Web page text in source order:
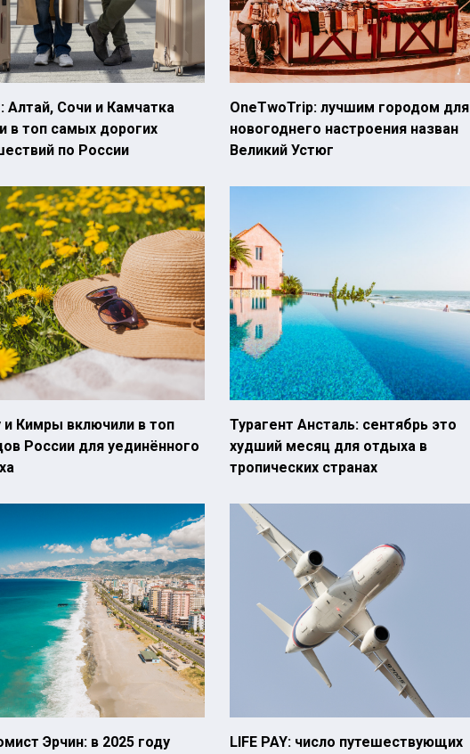
Алтай, Сочи и Камчатка
в топ самых дорогих
по России
OneTwoTrip: лучшим городом для
новогоднего настроения назван
Великий Устюг
и Кимры включили в топ
России для уединённого
Турагент Ансталь: сентябрь это
худший месяц для отдыха в
тропических странах
Эрчин: в 2025 году
LIFE PAY: число путешествующих